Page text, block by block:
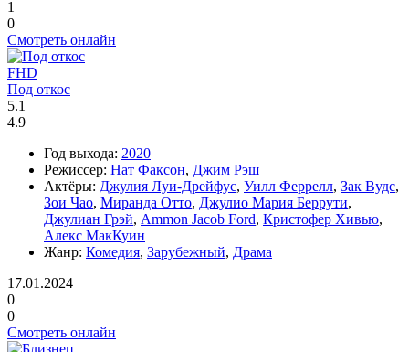
1
0
Смотреть онлайн
FHD
Под откос
5.1
4.9
Год выхода: 2020
Режиссер: Нат Факсон, Джим Рэш
Актёры: Джулия Луи-Дрейфус, Уилл Феррелл, Зак Вудс,
Зои Чао, Миранда Отто, Джулио Мария Беррути,
Джулиан Грэй, Ammon Jacob Ford, Кристофер Хивью,
Алекс МакКуин
Жанр: Комедия, Зарубежный, Драма
17.01.2024
0
0
Смотреть онлайн